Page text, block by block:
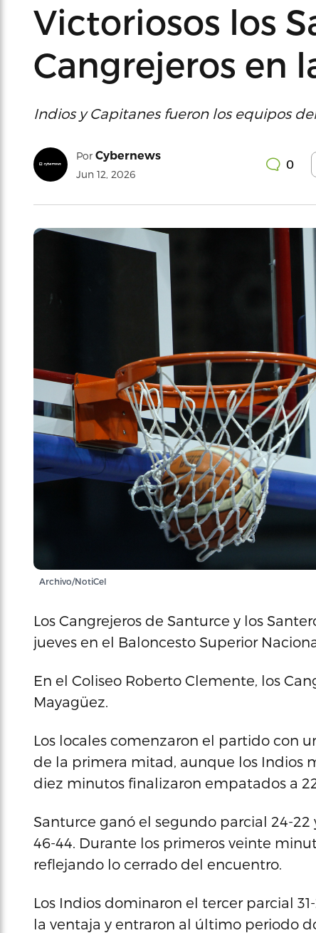
Victoriosos los
Cangrejeros en
Indios y Capitanes fueron los equipos
Por Cybernews
Jun 12, 2026
0
Archivo/NotiCel
Los Cangrejeros de Santurce y los
jueves en el Baloncesto Superior
En el Coliseo Roberto Clemente, los
Mayagüez.
Los locales comenzaron el partido con
de la primera mitad, aunque los Indios
diez minutos finalizaron empatados a
Santurce ganó el segundo parcial 24-
46-44. Durante los primeros veinte
reflejando lo cerrado del encuentro.
Los Indios dominaron el tercer parcial
la ventaja y entraron al último periodo